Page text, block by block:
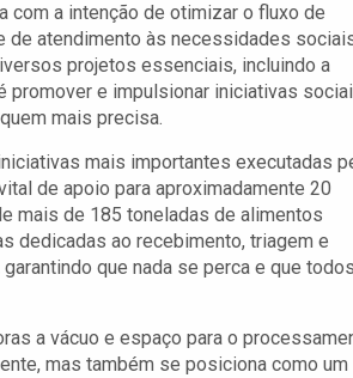
com a intenção de otimizar o fluxo de
de atendimento às necessidades
projetos essenciais, incluindo a
promover e impulsionar iniciativas
mais precisa.
mais importantes executadas
de apoio para aproximadamente 20
mais de 185 toneladas de alimentos
dedicadas ao recebimento, triagem e
que nada se perca e que
a vácuo e espaço para o
mas também se posiciona como um